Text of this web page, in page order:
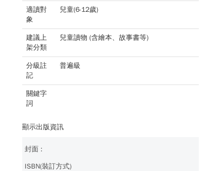
適讀對
象
兒童(6-12歲)
建議上
架分類
兒童讀物 (含繪本、故事書等)
分級註
記
普遍級
關鍵字
詞
顯示出版資訊